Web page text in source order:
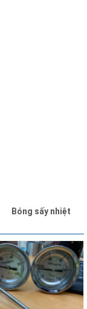
Bóng sấy nhiệt